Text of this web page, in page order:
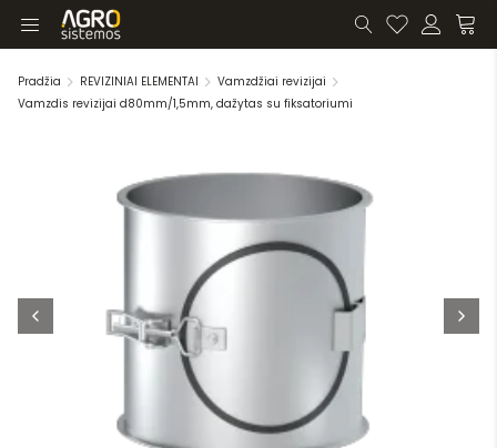
Pradžia REVIZINIAI ELEMENTAI
Vamzdžiai revizijai
Vamzdis revizijai d80mm/1,5mm, dažytas su fiksatoriumi